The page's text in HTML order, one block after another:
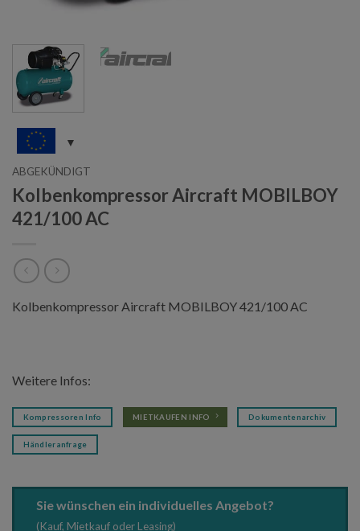
ABGEKÜNDIGT
Kolbenkompressor Aircraft MOBILBOY
421/100 AC
Kolbenkompressor Aircraft MOBILBOY 421/100 AC
Weitere Infos:
Kompressoren Info MIETKAUFEN INFO Dokumentenarchiv
Händleranfrage
Sie wünschen ein individuelles Angebot?
(Kauf, Mietkauf oder Leasing)